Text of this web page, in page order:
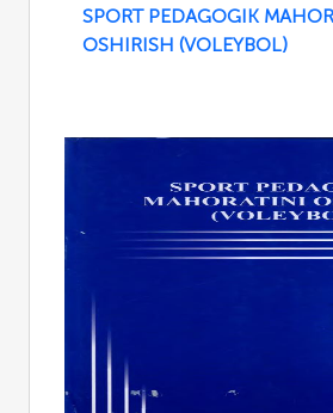
SPORT PEDAGOGIK
OSHIRISH (VOLEYBOL)